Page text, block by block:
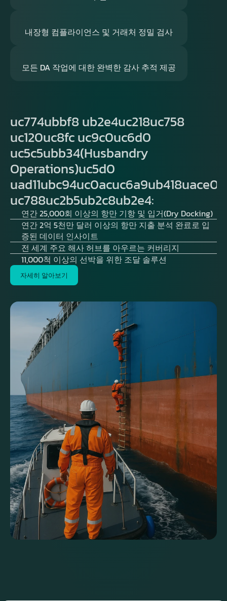
내장형 컴플라이언스 및 거래처 정밀 검사
모든 DA 작업에 대한 완벽한 감사 추적 제공
uc774ubbf8 ub2e4uc218uc758
uc120uc8fc uc9c0uc6d0
uc5c5ubb34(Husbandry
Operations)uc5d0
uad11ubc94uc0acuc6a9ub418uace0
uc788uc2b5ub2c8ub2e4:
연간 25,000회 이상의 항만 기항 및 입거(Dry Docking)
연간 2억 5천만 달러 이상의 항만 지출 분석 완료로 입
증된 데이터 인사이트
전 세계 주요 해사 허브를 아우르는 커버리지
11,000척 이상의 선박을 위한 조달 솔루션
자세히 알아보기